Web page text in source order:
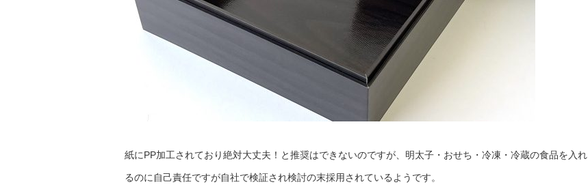
紙にPP加工されており絶対大丈夫！と推奨はできないのですが、明太子・おせち・冷凍・冷蔵の食品を入れ
るのに自己責任ですが自社で検証され検討の末採用されているようです。